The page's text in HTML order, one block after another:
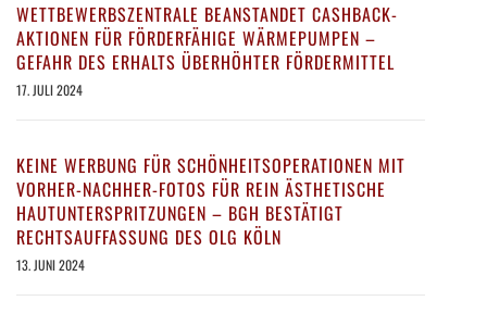
WETTBEWERBSZENTRALE BEANSTANDET CASHBACK-
AKTIONEN FÜR FÖRDERFÄHIGE WÄRMEPUMPEN –
GEFAHR DES ERHALTS ÜBERHÖHTER FÖRDERMITTEL
17. JULI 2024
KEINE WERBUNG FÜR SCHÖNHEITSOPERATIONEN MIT
VORHER-NACHHER-FOTOS FÜR REIN ÄSTHETISCHE
HAUTUNTERSPRITZUNGEN – BGH BESTÄTIGT
RECHTSAUFFASSUNG DES OLG KÖLN
13. JUNI 2024